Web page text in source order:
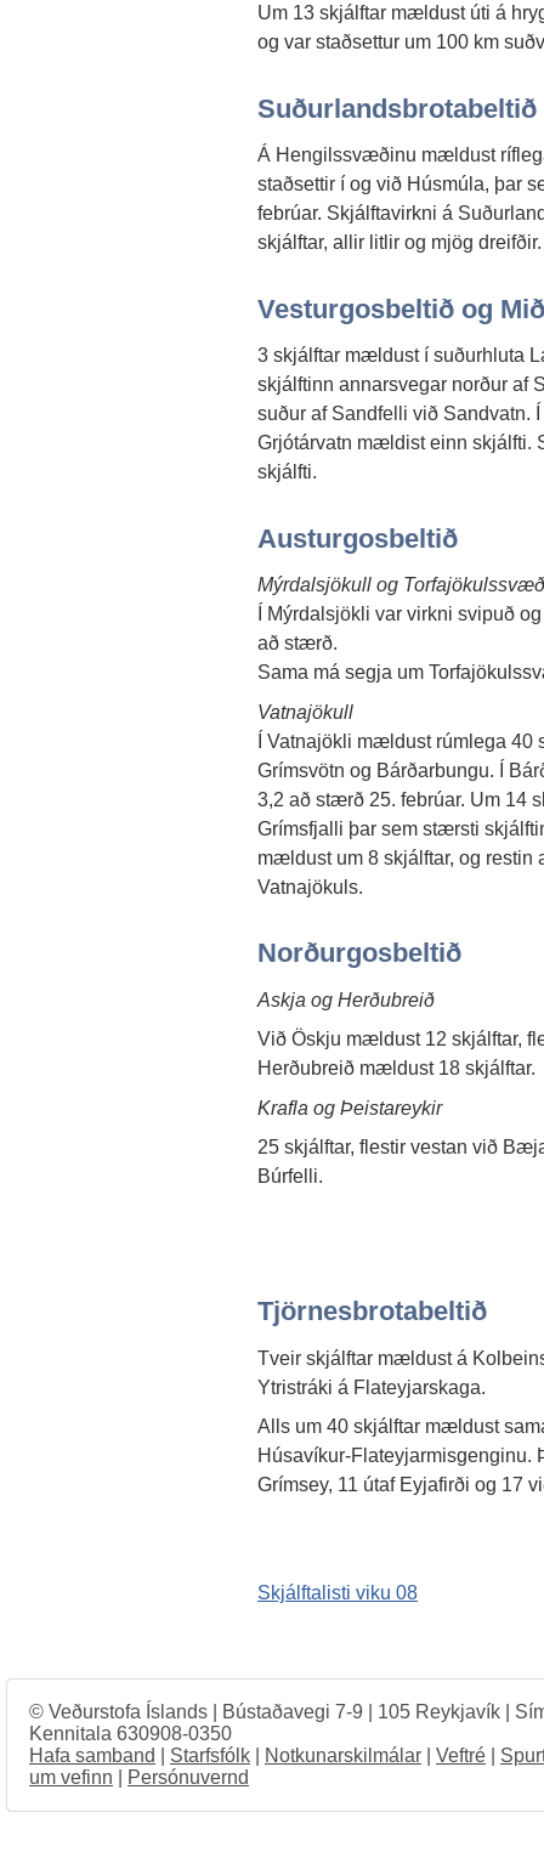
Um 13 skjálftar mældust úti á
og var staðsettur um 100 km
Á Hengilssvæðinu mældust
staðsettir í og við Húsmúla, þar
febrúar. Skjálftavirkni á
skjálftar, allir litlir og mjög dreifðir.
Vesturgosbeltið og
3 skjálftar mældust í suðurhluta
skjálftinn annarsvegar norður af
suður af Sandfelli við Sandvatn.
Grjótárvatn mældist einn skjálfti.
skjálfti.
Austurgosbeltið
Mýrdalsjökull og
Í Mýrdalsjökli var virkni svipuð
að stærð.
Sama má segja um
Vatnajökull
Í Vatnajökli mældust rúmlega 40
Grímsvötn og Bárðarbungu. Í
3,2 að stærð 25. febrúar. Um 14
Grímsfjalli þar sem stærsti
mældust um 8 skjálftar, og restin
Vatnajökuls.
Norðurgosbeltið
Askja og Herðubreið
Við Öskju mældust 12 skjálftar,
Herðubreið mældust 18 skjálftar.
Krafla og Þeistareykir
25 skjálftar, flestir vestan við
Búrfelli.
Tjörnesbrotabeltið
Tveir skjálftar mældust á
Ytristráki á Flateyjarskaga.
Alls um 40 skjálftar mældust
Húsavíkur-Flateyjarmisgenginu.
Grímsey, 11 útaf Eyjafirði og 17
Skjálftalisti viku 08
© Veðurstofa Íslands | Bústaðavegi 7-9 | 105 Reykjavík |
Kennitala 630908-0350
Hafa samband
Starfsfólk Notkunarskilmálar Veftré
um vefinn
Persónuvernd